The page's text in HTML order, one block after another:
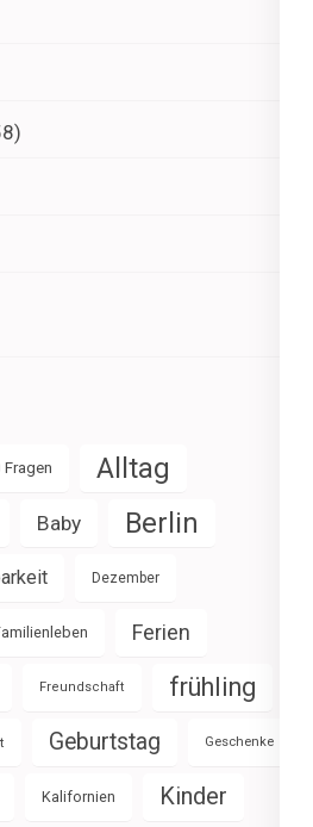
Alltag
Baby Berlin
Dezember
Ferien
Freundschaft frühling
Geburtstag Geschenke
Kalifornien Kinder